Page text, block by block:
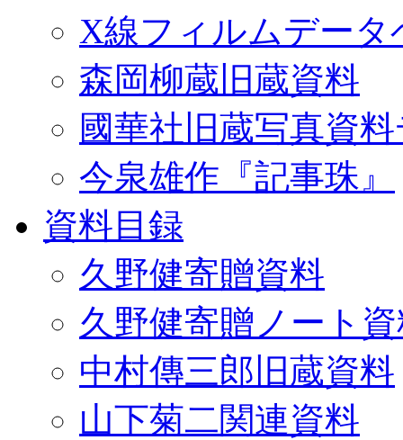
X線フィルムデータ
森岡柳蔵旧蔵資料
國華社旧蔵写真資
今泉雄作『記事珠』
資料目録
久野健寄贈資料
久野健寄贈ノート
中村傳三郎旧蔵資料
山下菊二関連資料